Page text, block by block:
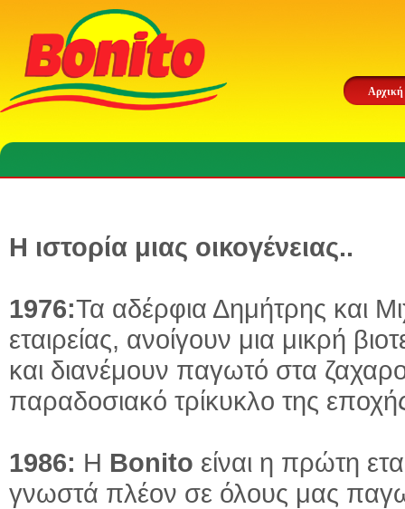
Αρχική
Η ιστορία μιας οικογένειας..
1976:Τα αδέρφια Δημήτρης και
εταιρείας, ανοίγουν μια μικρή
και διανέμουν παγωτό στα
παραδοσιακό τρίκυκλο της
1986: Η Bonito είναι η πρώτη
γνωστά πλέον σε όλους μας